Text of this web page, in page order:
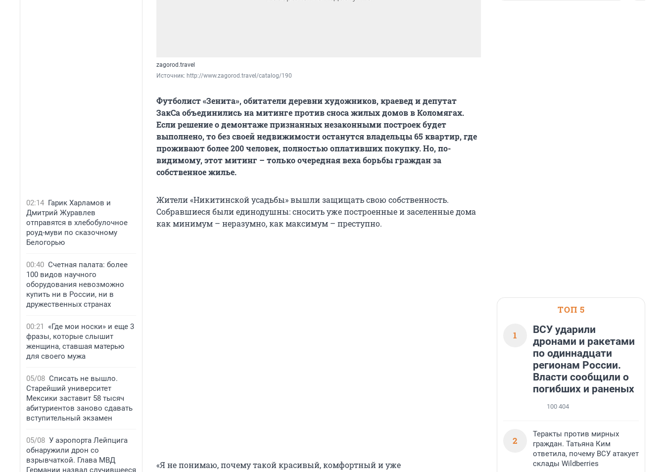
02:14 Гарик Харламов и
Дмитрий Журавлев
отправятся в хлебобулочное
роуд-муви по сказочному
Белогорью
00:40 Счетная палата: более
100 видов научного
оборудования невозможно
купить ни в России, ни в
дружественных странах
00:21
«Где мои носки» и еще 3
фразы, которые слышит
женщина, ставшая матерью
для своего мужа
05/08 Списать не вышло.
Старейший университет
Мексики заставит 58 тысяч
абитуриентов заново сдавать
вступительный экзамен
05/08 У аэропорта Лейпцига
обнаружили дрон со
взрывчаткой. Глава МВД
Германии назвал случившееся
zagorod.travel
Источник: http://www.zagorod.travel/catalog/190
Футболист «Зенита», обитатели деревни художников, краевед и депутат
ЗакСа объединились на митинге против сноса жилых домов в Коломягах.
Если решение о демонтаже признанных незаконными построек будет
выполнено, то без своей недвижимости останутся владельцы 65 квартир, где
проживают более 200 человек, полностью оплативших покупку. Но, по-
видимому, этот митинг – только очередная веха борьбы граждан за
собственное жилье.
Жители «Никитинской усадьбы» вышли защищать свою собственность.
Собравшиеся были единодушны: сносить уже построенные и заселенные дома
как минимум – неразумно, как максимум – преступно.
«Я не понимаю, почему такой красивый, комфортный и уже
ТОП 5
1
ВСУ ударили
дронами и ракетами
по одиннадцати
регионам России.
Власти сообщили о
погибших и раненых
100 404
2
Теракты против мирных
граждан. Татьяна Ким
ответила, почему ВСУ атакует
склады Wildberries